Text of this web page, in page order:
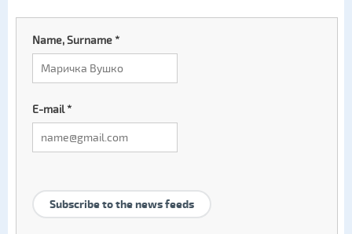
Name, Surname*
E-mail*
Subscribe to the news feeds